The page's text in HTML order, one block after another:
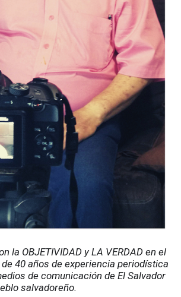
la OBJETIVIDAD y LA VERDAD en el
40 años de experiencia periodística
de comunicación de El Salvador
salvadoreño.